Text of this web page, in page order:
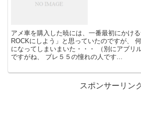
アメ車を購入した暁には、一番最初にかけ
ROCKにしよう」と思っていたのですが、
になってしまいまいた・・・ （別にアブリ
ですがね、 ブレ５５の憧れの人です...
スポンサーリン